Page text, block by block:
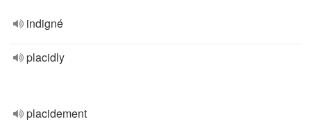
indigné
placidly
placidement